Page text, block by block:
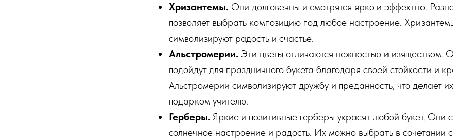
Хризантемы. Они долговечны и смотрятся ярко и эффектно.
позволяет выбрать композицию под любое настроение.
символизируют радость и счастье.
Альстромерии. Эти цветы отличаются нежностью и изяществом.
подойдут для праздничного букета благодаря своей стойкости и
Альстромерии символизируют дружбу и преданность, что делает
подарком учителю.
Герберы. Яркие и позитивные герберы украсят любой букет. Они
солнечное настроение и радость. Их можно выбрать в сочетании